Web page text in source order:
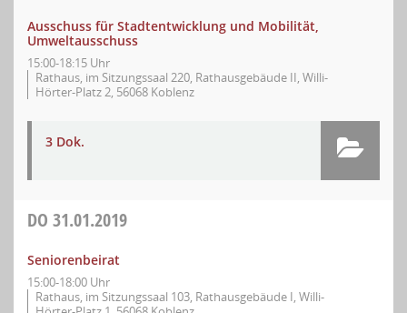
Ausschuss für Stadtentwicklung und Mobilität,
Umweltausschuss
15:00-18:15 Uhr
Rathaus, im Sitzungssaal 220, Rathausgebäude II, Willi-
Hörter-Platz 2, 56068 Koblenz
3 Dok.
DO 31.01.2019
Seniorenbeirat
15:00-18:00 Uhr
Rathaus, im Sitzungssaal 103, Rathausgebäude I, Willi-